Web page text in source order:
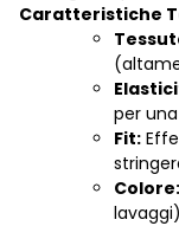
Caratteristiche
per
Fit:
Colore: